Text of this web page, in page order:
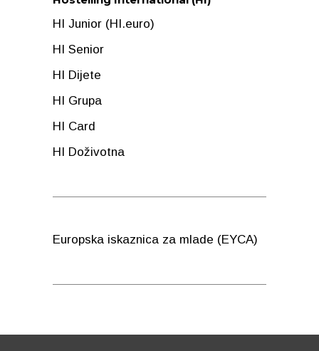
HI Junior (HI.euro)
HI Senior
HI Dijete
HI Grupa
HI Card
HI Doživotna
Europska iskaznica za mlade (EYCA)